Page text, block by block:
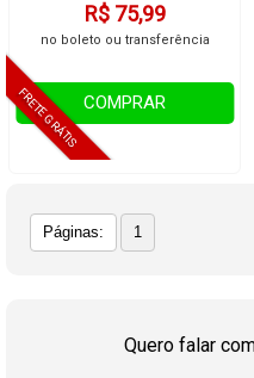
R$ 75,99
no boleto ou transferência
COMPRAR
Páginas: 1
Quero falar